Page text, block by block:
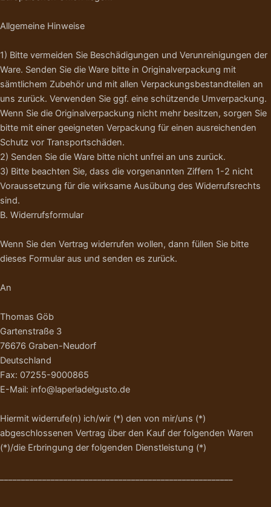
Allgemeine Hinweise
1) Bitte vermeiden Sie Beschädigungen und Verunreinigungen der
Ware. Senden Sie die Ware bitte in Originalverpackung mit
sämtlichem Zubehör und mit allen Verpackungsbestandteilen an
uns zurück. Verwenden Sie ggf. eine schützende Umverpackung.
Wenn Sie die Originalverpackung nicht mehr besitzen, sorgen Sie
bitte mit einer geeigneten Verpackung für einen ausreichenden
Schutz vor Transportschäden.
2) Senden Sie die Ware bitte nicht unfrei an uns zurück.
3) Bitte beachten Sie, dass die vorgenannten Ziffern 1-2 nicht
Voraussetzung für die wirksame Ausübung des Widerrufsrechts
sind.
B. Widerrufsformular
Wenn Sie den Vertrag widerrufen wollen, dann füllen Sie bitte
dieses Formular aus und senden es zurück.
An
Thomas Göb
Gartenstraße 3
76676 Graben-Neudorf
Deutschland
Fax: 07255-9000865
E-Mail: info@laperladelgusto.de
Hiermit widerrufe(n) ich/wir (*) den von mir/uns (*)
abgeschlossenen Vertrag über den Kauf der folgenden Waren
(*)/die Erbringung der folgenden Dienstleistung (*)